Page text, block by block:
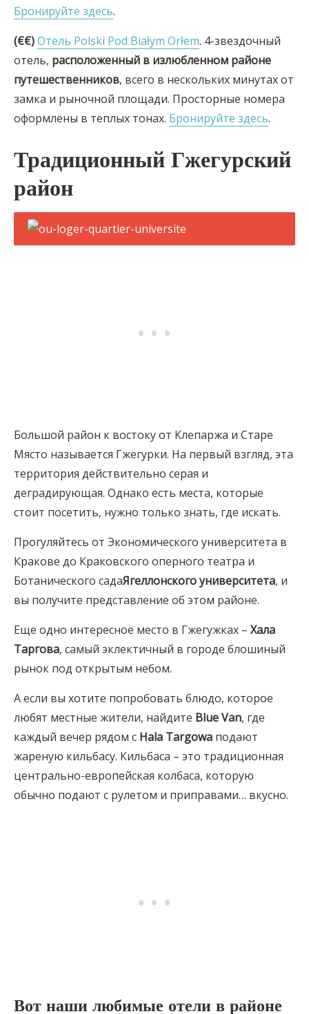
Бронируйте здесь.
(€€)Отель Polski Pod Białym Orłem. 4-звездочный
отель, расположенный в излюбленном районе
путешественников, всего в нескольких минутах от
замка и рыночной площади. Просторные номера
оформлены в теплых тонах. Бронируйте здесь.
Традиционный Гжегурский
район
Большой район к востоку от Клепаржа и Старе
Място называется Гжегурки. На первый взгляд, эта
территория действительно серая и
деградирующая. Однако есть места, которые
стоит посетить, нужно только знать, где искать.
Прогуляйтесь от Экономического университета в
Кракове до Краковского оперного театра и
Ботанического садаЯгеллонского университета, и
вы получите представление об этом районе.
Еще одно интересное место в Гжегужках – Хала
Таргова, самый эклектичный в городе блошиный
рынок под открытым небом.
А если вы хотите попробовать блюдо, которое
любят местные жители, найдите Blue Van, где
каждый вечер рядом с Hala Targowa подают
жареную кильбасу. Кильбаса – это традиционная
центрально-европейская колбаса, которую
обычно подают с рулетом и приправами… вкусно.
Вот наши любимые отели в районе